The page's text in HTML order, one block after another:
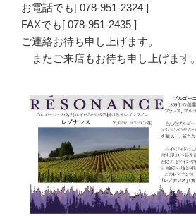
お電話でも[ 078-951-2324 ]
FAXでも[ 078-951-2435 ]
ご連絡お待ち申し上げます。
またご来店もお待ち申し上げます。